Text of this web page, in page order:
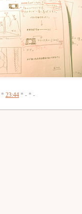
* 23:44 * - * -